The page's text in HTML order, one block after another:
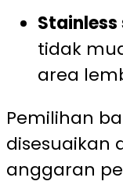
Stainless
tidak
area
Pemilihan
disesuaikan
anggaran